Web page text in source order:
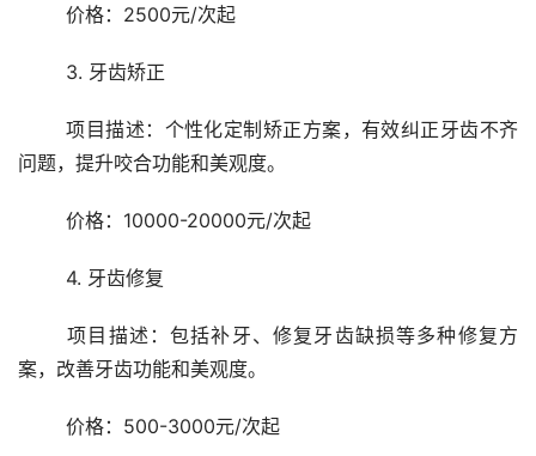
	价格：2500元/次起
	3. 牙齿矫正
	项目描述：个性化定制矫正方案，有效纠正牙齿不齐
问题，提升咬合功能和美观度。
	价格：10000-20000元/次起
	4. 牙齿修复
	项目描述：包括补牙、修复牙齿缺损等多种修复方
案，改善牙齿功能和美观度。
	价格：500-3000元/次起